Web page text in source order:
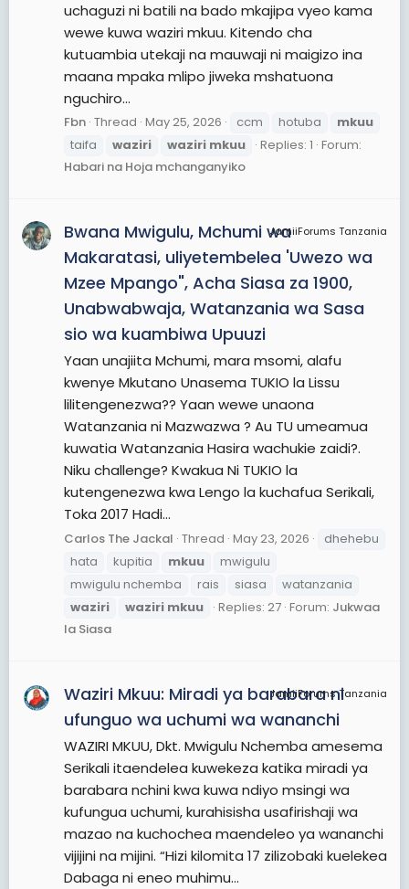
uchaguzi ni batili na bado mkajipa vyeo kama
wewe kuwa waziri mkuu. Kitendo cha
kutuambia utekaji na mauwaji ni maigizo ina
maana mpaka mlipo jiweka mshatuona
nguchiro...
Fbn Thread May 25, 2026 ccm hotuba
mkuu
taifa
waziri waziri mkuu Replies: 1 Forum:
Habari na Hoja mchanganyiko
JamiiForums Tanzania
Bwana Mwigulu, Mchumi wa
Makaratasi, uliyetembelea 'Uwezo wa
Mzee Mpango", Acha Siasa za 1900,
Unabwabwaja, Watanzania wa Sasa
sio wa kuambiwa Upuuzi
Yaan unajiita Mchumi, mara msomi, alafu
kwenye Mkutano Unasema TUKIO la Lissu
lilitengenezwa?? Yaan wewe unaona
Watanzania ni Mazwazwa ? Au TU umeamua
kuwatia Watanzania Hasira wachukie zaidi?.
Niku challenge? Kwakua Ni TUKIO la
kutengenezwa kwa Lengo la kuchafua Serikali,
Toka 2017 Hadi...
Carlos The Jackal Thread May 23, 2026
dhehebu
hata
kupitia mkuu
mwigulu
mwigulu nchemba
rais siasa
watanzania
waziri
waziri mkuu Replies: 27 Forum: Jukwaa
la Siasa
JamiiForums Tanzania
Waziri Mkuu: Miradi ya barabara ni
ufunguo wa uchumi wa wananchi
WAZIRI MKUU, Dkt. Mwigulu Nchemba amesema
Serikali itaendelea kuwekeza katika miradi ya
barabara nchini kwa kuwa ndiyo msingi wa
kufungua uchumi, kurahisisha usafirishaji wa
mazao na kuchochea maendeleo ya wananchi
vijijini na mijini. “Hizi kilomita 17 zilizobaki kuelekea
Dabaga ni eneo muhimu...